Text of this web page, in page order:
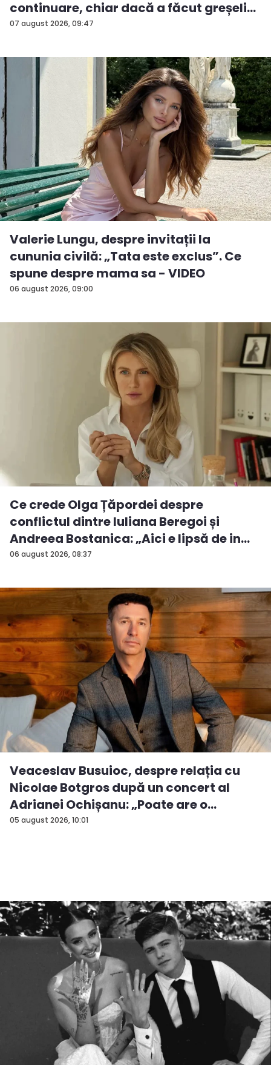
07 august 2026, 09:47
continuare, chiar dacă a făcut greșeli...
06 august 2026, 09:00
Valerie Lungu, despre invitații la
cununia civilă: „Tata este exclus”. Ce
spune despre mama sa - VIDEO
06 august 2026, 08:37
Ce crede Olga Țăpordei despre
conflictul dintre Iuliana Beregoi și
Andreea Bostanica: „Aici e lipsă de in...
05 august 2026, 10:01
Veaceslav Busuioc, despre relația cu
Nicolae Botgros după un concert al
Adrianei Ochișanu: „Poate are o
supăra...